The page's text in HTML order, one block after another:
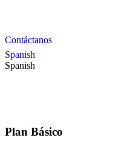
Contáctanos
Spanish
Spanish
Plan Básico